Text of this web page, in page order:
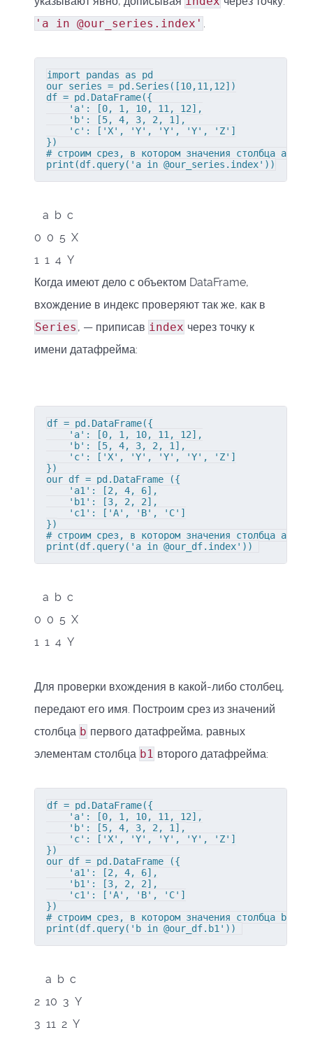
'a in @our_series.index'
import pandas as pd
our_series = pd.Series([10,11,12])
df = pd.DataFrame({
    'a': [0, 1, 10, 11, 12],
    'b': [5, 4, 3, 2, 1],
    'c': ['X', 'Y', 'Y', 'Y', 'Z']
})
# строим срез, в котором значения столбца a
print(df.query('a in @our_series.index'))
a b c
0 0 5 X
1 1 4 Y
Когда имеют дело с объектом DataFrame,
вхождение в индекс проверяют так же, как в
Series , — приписав index через точку к
имени датафрейма:
df = pd.DataFrame({
    'a': [0, 1, 10, 11, 12],
    'b': [5, 4, 3, 2, 1],
    'c': ['X', 'Y', 'Y', 'Y', 'Z']
})
our_df = pd.DataFrame ({
    'a1': [2, 4, 6],
    'b1': [3, 2, 2],
    'c1': ['A', 'B', 'C']
})
# строим срез, в котором значения столбца a
print(df.query('a in @our_df.index'))
a b c
0 0 5 X
1 1 4 Y
Для проверки вхождения в какой-либо столбец,
передают его имя. Построим срез из значений
столбца b первого датафрейма, равных
элементам столбца b1 второго датафрейма:
df = pd.DataFrame({
    'a': [0, 1, 10, 11, 12],
    'b': [5, 4, 3, 2, 1],
    'c': ['X', 'Y', 'Y', 'Y', 'Z']
})
our_df = pd.DataFrame ({
    'a1': [2, 4, 6],
    'b1': [3, 2, 2],
    'c1': ['A', 'B', 'C']
})
# строим срез, в котором значения столбца b
print(df.query('b in @our_df.b1'))
a b c
2 10 3 Y
3 11 2 Y